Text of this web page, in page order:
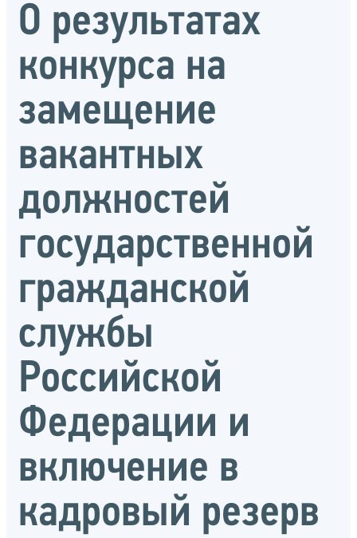
О результатах
конкурса на
замещение
вакантных
должностей
государственной
гражданской
службы
Российской
Федерации и
включение в
кадровый резерв